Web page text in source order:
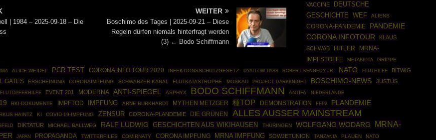
| 1984 – 2025-09-18 – Die
WEITER
Boschimo des Tages | 2025-09-21 – Diese
Regeln dürfen niemals hinterfragt werden
(3) ← Bodo Schiffmann
VACCINE
DEUTSCHE
GESCHICHTE
WEF ALIENS
CORONA-PANDEMIE
PANDEMIE
CORONA INFOTOUR
KLAUS
SCHWAB
HITLER
MRNA-
IMPFSTOFFE
METABIOTA GRIPPE
ALICE WEIDEL PCR TEST CORONA INFO TOUR 2020 INFEKTIONSSCHUTZGESETZ DYATLOW PASS ROBERT KENNEDY JR. NATO FLUTHILFE
BITWIG
GATES ERSCHEINUNG CORONAIMPFUNG SCHWARZER KANAL FLUTKATASTROPHE MOSKAU PROJECT DARKKNIGHT BOSCHIMO-NEWS
JUSTUS
FLUTOPFERHILFE EVENT 201 MODERNA ANTI-SPIEGEL ASPHYX BODO SCHIFFMANN ANTIFA NIEDERLANDE
RKI-DOKUMENTE IMPFTOD IMPFUNG ARNE BURKHARDT MYTHEN METZGER 種TOP DEMONSTRATION FFP2 PLANDEMIE
HAINTZ KI COVID-19-IMPFUNG ZENSUR CORONA-PLANDEMIE DIE GRÜNEN ALLES AUSSER MAINSTREAM
DIKTATUR MICHAEL BALLWEG RALF LUDWIG GESCHICHTEN AUS WIKIHAUSEN THÜRINGEN WOLFGANG WODARG
MRNA-
JAPAN PROPAGANDA TWITTERFILES COMIRNATY CORONA IMPFUNG MRNA IMPFUNG SOWJETUNION TANZANIA PLAUEN
NATO